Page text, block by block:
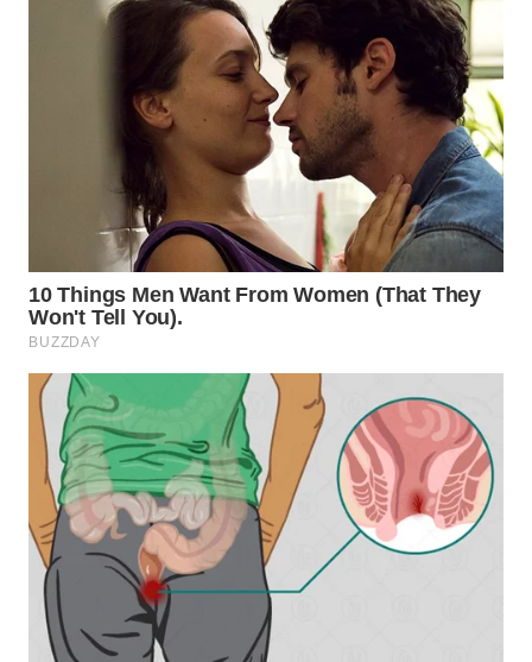
WN
BOROBUDUR
WN
MADURA
WN
SURABAYA
NATUNA